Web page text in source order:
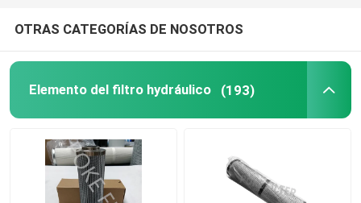
Elemento del filtro de forma de vela
OTRAS CATEGORÍAS DE NOSOTROS
Elemento del filtro hydráulico (193)